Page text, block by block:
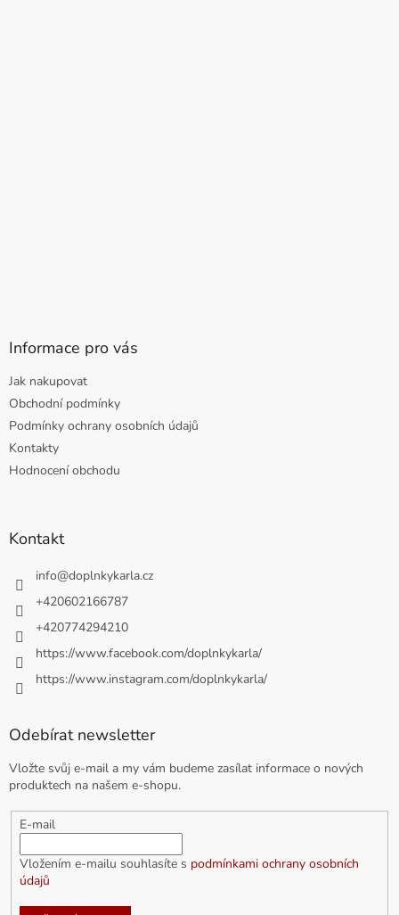
Informace pro vás
Jak nakupovat
Obchodní podmínky
Podmínky ochrany osobních údajů
Kontakty
Hodnocení obchodu
Kontakt
info@doplnkykarla.cz
+420602166787
+420774294210
https://www.facebook.com/doplnkykarla/
https://www.instagram.com/doplnkykarla/
Odebírat newsletter
Vložte svůj e-mail a my vám budeme zasílat informace o nových
produktech na našem e-shopu.
E-mail
Vložením e-mailu souhlasíte s podmínkami ochrany osobních
údajů